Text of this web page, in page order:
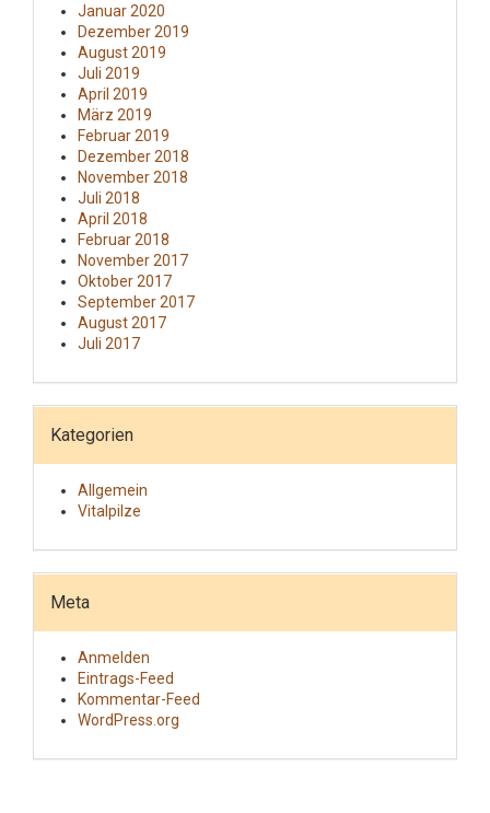
Januar 2020
Dezember 2019
August 2019
Juli 2019
April 2019
März 2019
Februar 2019
Dezember 2018
November 2018
Juli 2018
April 2018
Februar 2018
November 2017
Oktober 2017
September 2017
August 2017
Juli 2017
Kategorien
Allgemein
Vitalpilze
Meta
Anmelden
Eintrags-Feed
Kommentar-Feed
WordPress.org